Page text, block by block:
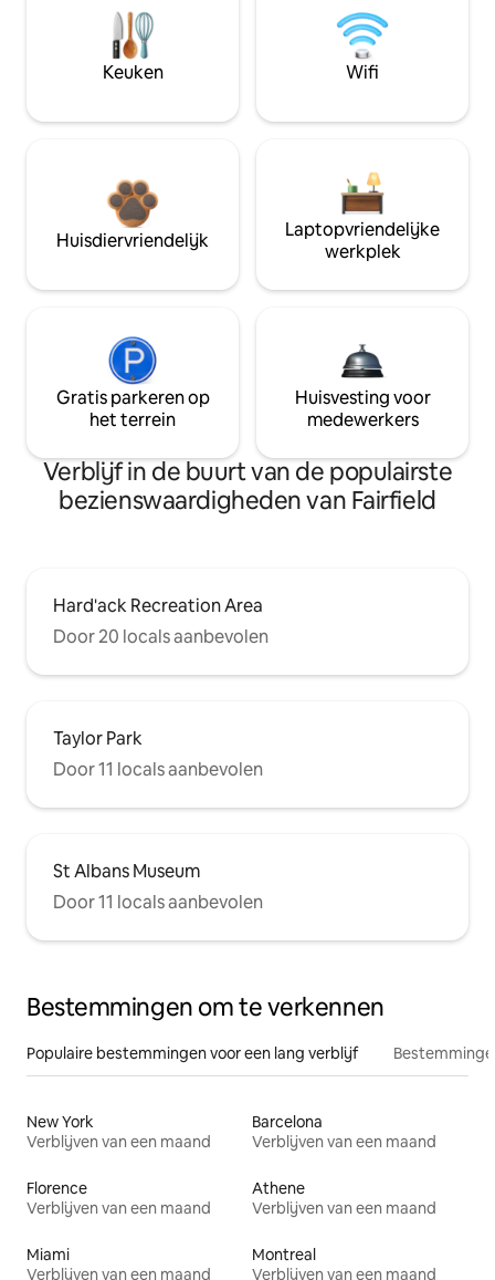
Keuken Wifi
Huisdiervriendelijk
Laptopvriendelijke
werkplek
Gratis parkeren op
het terrein
Huisvesting voor
medewerkers
Verblijf in de buurt van de populairste
bezienswaardigheden van Fairfield
Hard'ack Recreation Area
Door 20 locals aanbevolen
Taylor Park
Door 11 locals aanbevolen
St Albans Museum
Door 11 locals aanbevolen
Bestemmingen om te verkennen
Populaire bestemmingen voor een lang verblijf
New York
Verblijven van een maand
Barcelona
Verblijven van een maand
Florence
Verblijven van een maand
Athene
Verblijven van een maand
Miami
Verblijven van een maand
Montreal
Verblijven van een maand